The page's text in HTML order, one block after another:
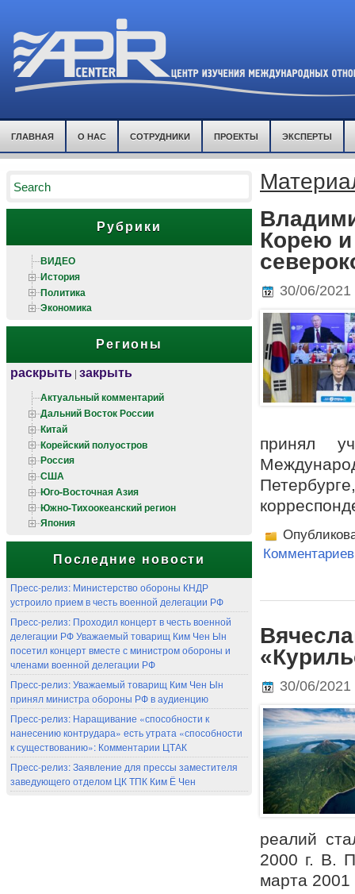
ГЛАВНАЯ О НАС СОТРУДНИКИ ПРОЕКТЫ ЭКСПЕРТЫ
Рубрики
ВИДЕО
История
Политика
Экономика
Регионы
раскрыть | закрыть
Актуальный комментарий
Дальний Восток России
Китай
Корейский полуостров
Россия
США
Юго-Восточная Азия
Южно-Тихоокеанский регион
Япония
Последние новости
Пресс-релиз: Министерство обороны КНДР
устроило прием в честь военной делегации РФ
Пресс-релиз: Проходил концерт в честь военной
делегации РФ Уважаемый товарищ Ким Чен Ын
посетил концерт вместе с министром обороны и
членами военной делегации РФ
Пресс-релиз: Уважаемый товарищ Ким Чен Ын
принял министра обороны РФ в аудиенцию
Пресс-релиз: Наращивание «способности к
нанесению контрудара» есть утрата «способности
к существованию»: Комментарии ЦТАК
Пресс-релиз: Заявление для прессы заместителя
заведующего отделом ЦК ТПК Ким Ё Чен
Корею и
30/06/2021
принял
30/06/2021
реалий
2000 г. В.
марта